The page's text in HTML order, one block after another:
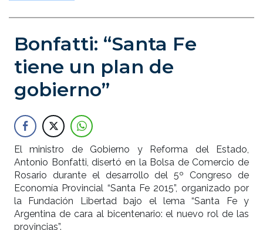
Bonfatti: “Santa Fe
tiene un plan de
gobierno”
El ministro de Gobierno y Reforma del Estado,
Antonio Bonfatti, disertó en la Bolsa de Comercio de
Rosario durante el desarrollo del 5º Congreso de
Economía Provincial “Santa Fe 2015”, organizado por
la Fundación Libertad bajo el lema “Santa Fe y
Argentina de cara al bicentenario: el nuevo rol de las
provincias”.